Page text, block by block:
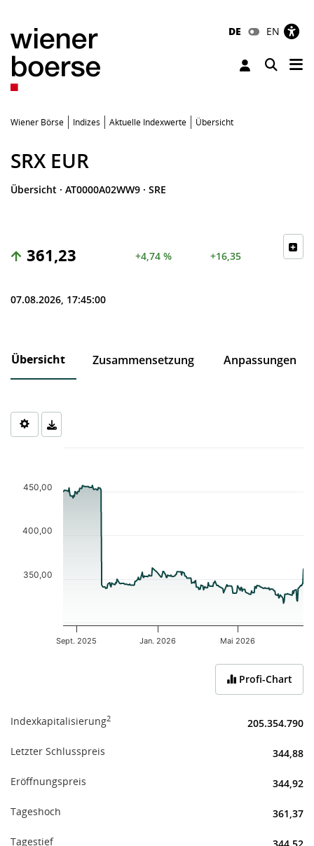
DE EN
Toggle
Wiener Börse Indizes Aktuelle Indexwerte Übersicht
SRX EUR
Übersicht · AT0000A02WW9 · SRE
361,23 +4,74 % +16,35
07.08.2026, 17:45:00
Übersicht Zusammensetzung Anpassungen
Chart
The chart has 1 Y axis displaying values. Data ranges from
Sept. 2025 Jan. 2026 Mai 2026
350,00
400,00
450,00
Profi-Chart
Indexkapitalisierung2 205.354.790
Letzter Schlusspreis 344,88
Eröffnungspreis 344,92
Tageshoch 361,37
Tagestief